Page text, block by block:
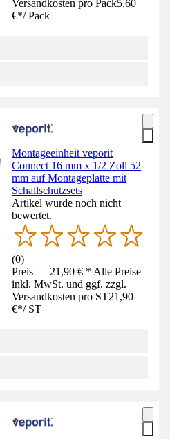
Versandkosten pro Pack5,60
€*/ Pack
Montageeinheit veporit
Connect 16 mm x 1/2 Zoll 52
mm auf Montageplatte mit
Schallschutzsets
Artikel wurde noch nicht
bewertet.
(0)
Preis — 21,90 € * Alle Preise
inkl. MwSt. und ggf. zzgl.
Versandkosten pro ST21,90
€*/ ST